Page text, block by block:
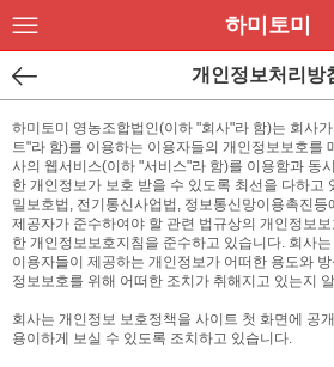
하미토미
개인정보처리방
하미토미 영농조합법인(이하 "회사"라 함)는 회사
트"라 함)를 이용하는 이용자들의 개인정보보호를
사의 웹서비스(이하 "서비스"라 함)를 이용함과 동
한 개인정보가 보호 받을 수 있도록 최선을 다하고
밀보호법, 전기통신사업법, 정보통신망이용촉진
제공자가 준수하여야 할 관련 법규상의 개인정보
한 개인정보보호지침을 준수하고 있습니다. 회사
이용자들이 제공하는 개인정보가 어떠한 용도와
정보보호를 위해 어떠한 조치가 취해지고 있는지
회사는 개인정보 보호정책을 사이트 첫 화면에 공
용이하게 보실 수 있도록 조치하고 있습니다.